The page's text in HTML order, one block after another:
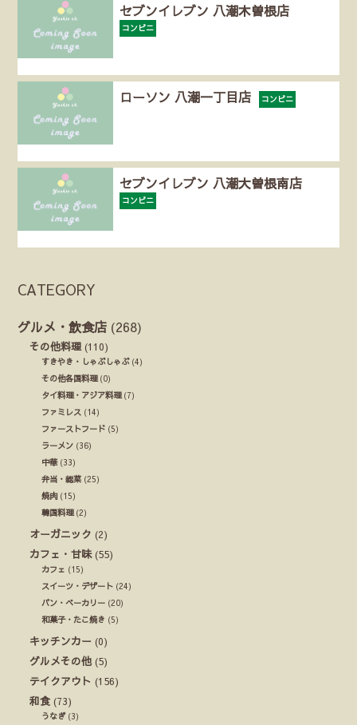
セブンイレブン 八潮木曽根店
コンビニ
ローソン 八潮一丁目店 コンビニ
セブンイレブン 八潮大曽根南店
コンビニ
CATEGORY
グルメ・飲食店 (268)
その他料理 (110)
すきやき・しゃぶしゃぶ(4)
その他各国料理(0)
タイ料理・アジア料理(7)
ファミレス (14)
ファーストフード (5)
ラーメン (36)
中華(33)
弁当・総菜 (25)
焼肉 (15)
韓国料理(2)
オーガニック (2)
カフェ・甘味(55)
カフェ (15)
スイーツ・デザート (24)
パン・ベーカリー (20)
和菓子・たこ焼き (5)
キッチンカー (0)
グルメその他 (5)
テイクアウト (156)
和食 (73)
うなぎ(3)